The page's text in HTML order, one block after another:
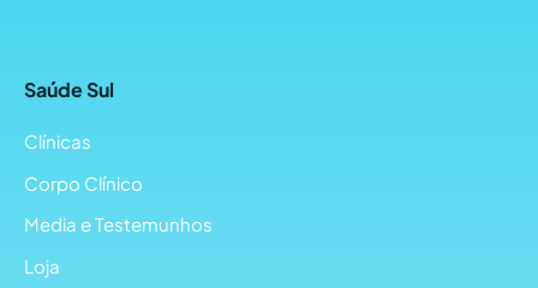
Saúde Sul
Clínicas
Corpo Clínico
Media e Testemunhos
Loja